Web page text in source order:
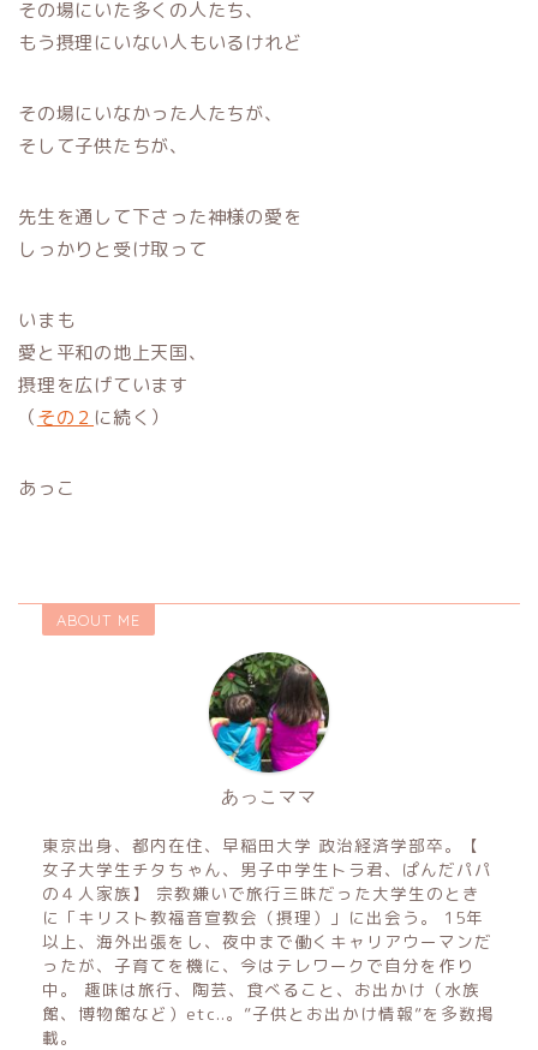
その場にいた多くの人たち、
もう摂理にいない人もいるけれど
その場にいなかった人たちが、
そして子供たちが、
先生を通して下さった神様の愛を
しっかりと受け取って
いまも
愛と平和の地上天国、
摂理を広げています
（その２ に続く）
あっこ
ABOUT ME
あっこママ
東京出身、都内在住、早稲田大学 政治経済学部卒。【
女子大学生チタちゃん、男子中学生トラ君、ぱんだパパ
の４人家族】 宗教嫌いで旅行三昧だった大学生のとき
に「キリスト教福音宣教会（摂理）」に出会う。 15年
以上、海外出張をし、夜中まで働くキャリアウーマンだ
ったが、子育てを機に、今はテレワークで自分を作り
中。 趣味は旅行、陶芸、食べること、お出かけ（水族
館、博物館など）etc..。”子供とお出かけ情報”を多数掲
載。